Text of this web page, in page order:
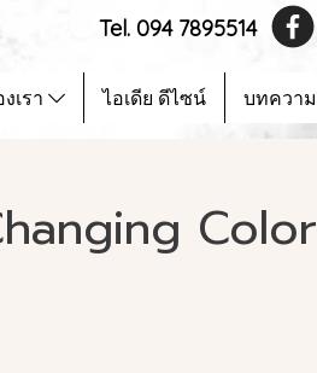
Tel. 094 7895514
เรา ไอเดีย ดีไซน์ บทความ
Color